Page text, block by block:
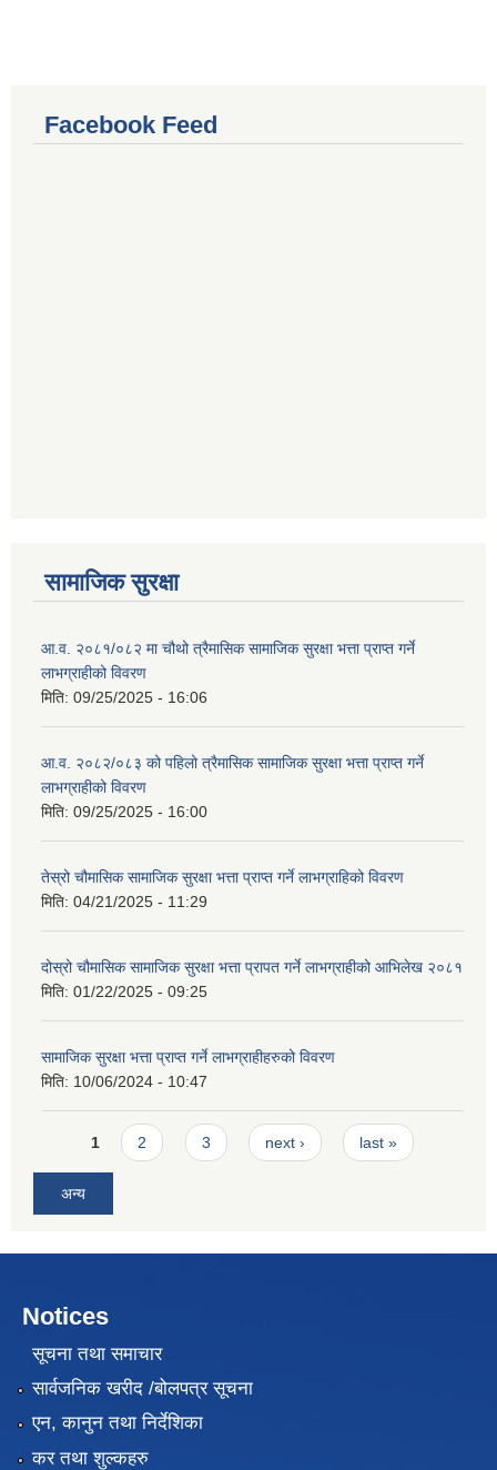
Facebook Feed
सामाजिक सुरक्षा
आ.व. २०८१/०८२ मा चौथो त्रैमासिक सामाजिक सुरक्षा भत्ता प्राप्त गर्ने
लाभग्राहीको विवरण
मिति: 09/25/2025 - 16:06
आ.व. २०८२/०८३ को पहिलो त्रैमासिक सामाजिक सुरक्षा भत्ता प्राप्त गर्ने
लाभग्राहीको विवरण
मिति: 09/25/2025 - 16:00
तेस्रो चौमासिक सामाजिक सुरक्षा भत्ता प्राप्त गर्ने लाभग्राहिको विवरण
मिति: 04/21/2025 - 11:29
दोस्रो चौमासिक सामाजिक सुरक्षा भत्ता प्रापत गर्ने लाभग्राहीको आभिलेख २०८१
मिति: 01/22/2025 - 09:25
सामाजिक सुरक्षा भत्ता प्राप्त गर्ने लाभग्राहीहरुको विवरण
मिति: 10/06/2024 - 10:47
Pages
1 2 3 next › last »
अन्य
Notices
सूचना तथा समाचार
सार्वजनिक खरीद /बोलपत्र सूचना
एन, कानुन तथा निर्देशिका
कर तथा शुल्कहरु